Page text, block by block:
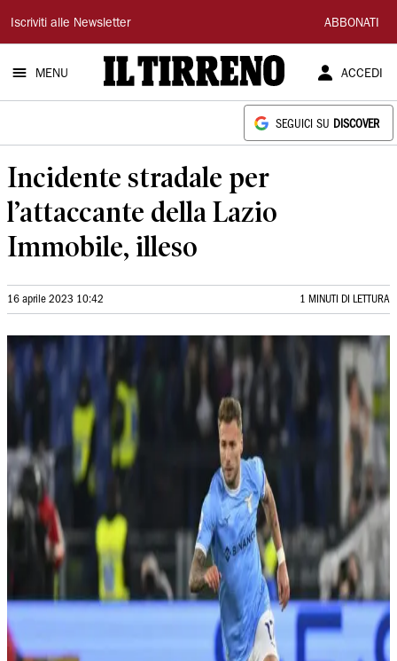
Il
Tirreno
Iscriviti alle Newsletter ABBONATI
MENU ACCEDI
SEGUICI SU DISCOVER
Incidente stradale per
l’attaccante della Lazio
Immobile, illeso
16 aprile 2023 10:42 1 MINUTI DI LETTURA